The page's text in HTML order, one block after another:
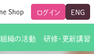
Shop ログイン ENG
織の活動 研修・更新講習